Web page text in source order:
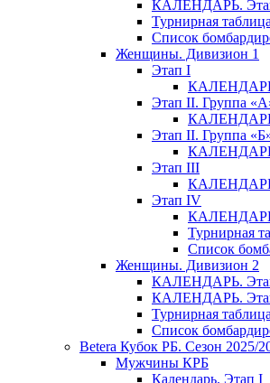
КАЛЕНДАРЬ.
Турнирная таблица
Список
Женщины. Дивизион 1
Этап I
Этап II. Группа
Этап II. Группа
Этап III
Этап IV
Турнирная
Список
Женщины. Дивизион 2
КАЛЕНДАРЬ.
КАЛЕНДАРЬ.
Турнирная таблица
Список
Betera Кубок РБ. Сезон 2025/
Мужчины КРБ
Календарь. Этап I